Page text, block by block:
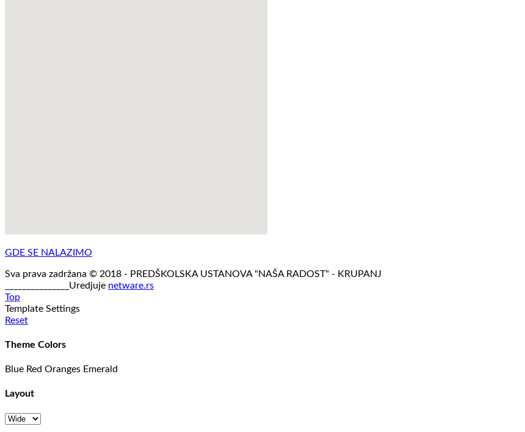
GDE SE NALAZIMO
Sva prava zadržana © 2018 - PREDŠKOLSKA USTANOVA "NAŠA RADOST" - KRUPANJ
_______________Uredjuje netware.rs
Top
Template Settings
Reset
Theme Colors
Blue Red Oranges Emerald
Layout